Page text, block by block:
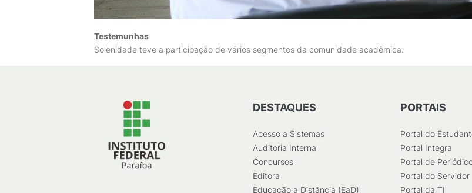
Testemunhas
Solenidade teve a participação de vários segmentos da comunidade acadêmica.
DESTAQUES
Acesso a Sistemas
Auditoria Interna
Concursos
Editora
Educação a Distância (EaD)
PORTAIS
Portal do
Portal Integra
Portal de
Portal do Servidor
Portal da TI